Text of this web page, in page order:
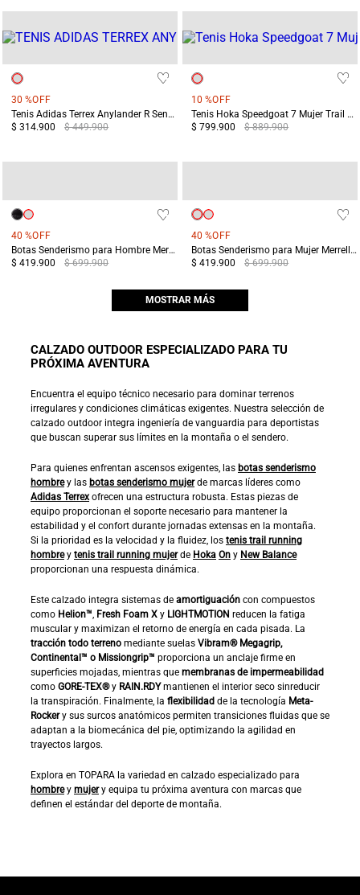
30 %OFF
Tenis Adidas Terrex Anylander R Senderismo Mujer Gris
$ 314.900
$ 449.900
10 %OFF
Tenis Hoka Speedgoat 7 Mujer Trail Running Morado/Azul
$ 799.900
$ 889.900
40 %OFF
Botas Senderismo para Hombre Merrell Yokota 3 MID GTX Negras
$ 419.900
$ 699.900
40 %OFF
Botas Senderismo para Mujer Merrell Yokota 3 MID GTX Beige
$ 419.900
$ 699.900
MOSTRAR MÁS
CALZADO OUTDOOR ESPECIALIZADO PARA TU
PRÓXIMA AVENTURA
Encuentra el equipo técnico necesario para dominar terrenos
irregulares y condiciones climáticas exigentes. Nuestra selección de
calzado outdoor integra ingeniería de vanguardia para deportistas
que buscan superar sus límites en la montaña o el sendero.
Para quienes enfrentan ascensos exigentes, las botas senderismo
hombrey las botas senderismo mujerde marcas líderes como
Adidas Terrex ofrecen una estructura robusta. Estas piezas de
equipo proporcionan el soporte necesario para mantener la
estabilidad y el confort durante jornadas extensas en la montaña.
Si la prioridad es la velocidad y la fluidez, los tenis trail running
hombrey tenis trail running mujerde Hoka On y New Balance
proporcionan una respuesta dinámica.
Este calzado integra sistemas de amortiguación con compuestos
como Helion™ Fresh Foam X y LIGHTMOTION reducen la fatiga
muscular y maximizan el retorno de energía en cada pisada. La
tracción todo terreno mediante suelas Vibram® Megagrip,
Continental™ o Missiongrip™ proporciona un anclaje firme en
superficies mojadas, mientras que membranas de impermeabilidad
como GORE-TEX®y RAIN.RDYmantienen el interior seco sinreducir
la transpiración. Finalmente, la flexibilidad de la tecnología Meta-
Rockery sus surcos anatómicos permiten transiciones fluidas que se
adaptan a la biomecánica del pie, optimizando la agilidad en
trayectos largos.
Explora en TOPARA la variedad en calzado especializado para
hombrey mujery equipa tu próxima aventura con marcas que
definen el estándar del deporte de montaña.